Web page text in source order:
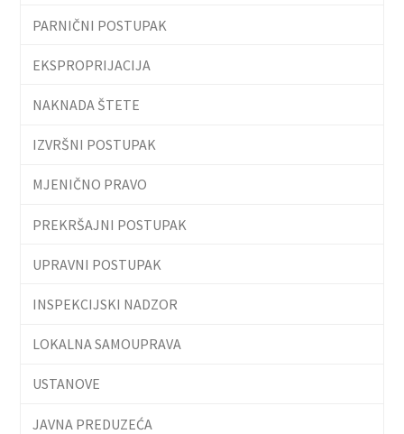
PARNIČNI POSTUPAK
EKSPROPRIJACIJA
NAKNADA ŠTETE
IZVRŠNI POSTUPAK
MJENIČNO PRAVO
PREKRŠAJNI POSTUPAK
UPRAVNI POSTUPAK
INSPEKCIJSKI NADZOR
LOKALNA SAMOUPRAVA
USTANOVE
JAVNA PREDUZEĆA